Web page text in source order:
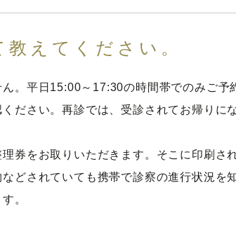
えてください。
。平日15:00～17:30の時間帯でのみご予
ださい。再診では、受診されてお帰り
券をお取りいただきます。そこに印刷
どされていても携帯で診察の進行状況を
。